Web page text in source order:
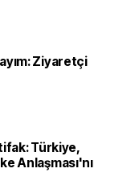
Ziyaretçi
Türkiye,
Anlaşması'nı